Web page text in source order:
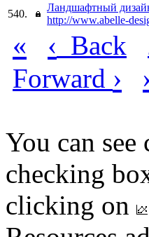
540.
Ландшафтный
http://www.abelle-
« ‹ Back
Forward ›
You can
checking
clicking on